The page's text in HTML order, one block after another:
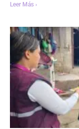
Leer Más ›